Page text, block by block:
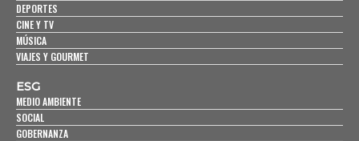
DEPORTES
CINE Y TV
MÚSICA
VIAJES Y GOURMET
ESG
MEDIO AMBIENTE
SOCIAL
GOBERNANZA